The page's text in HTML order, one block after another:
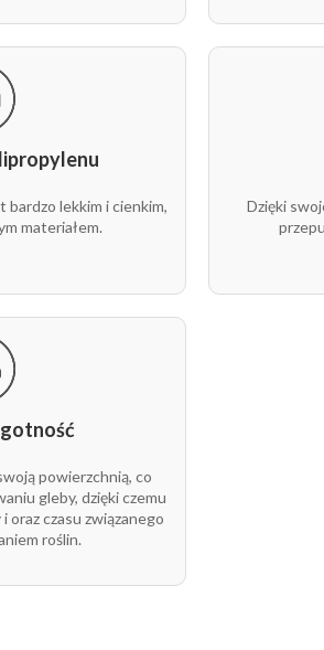
bardzo lekkim i cienkim,
materiałem.
Dzięki
powierzchnią, co
gleby, dzięki czemu
oraz czasu związanego
roślin.